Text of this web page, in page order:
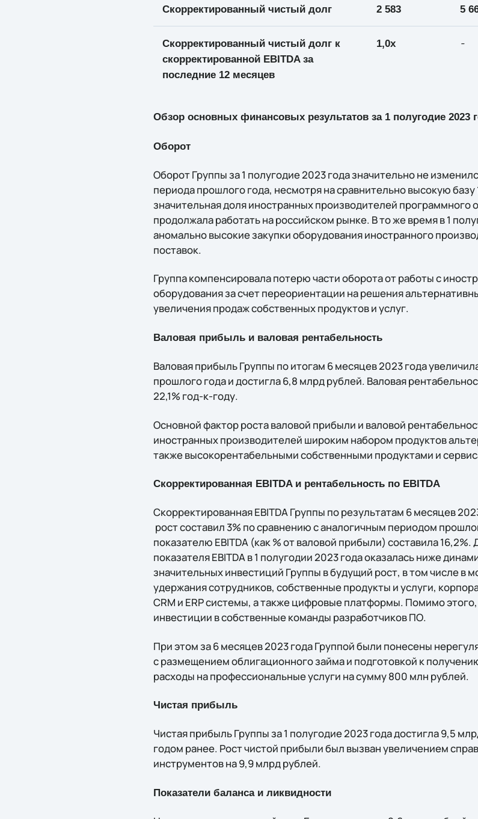
Скорректированный чистый долг 2 583 5
Скорректированный чистый долг к
скорректированной EBITDA за
последние 12 месяцев
1,0х -
Обзор основных финансовых результатов за 1 полугодие 2023
Оборот
Оборот Группы за 1 полугодие 2023 года значительно не
периода прошлого года, несмотря на сравнительно высокую базу
значительная доля иностранных производителей программного
продолжала работать на российском рынке. В то же время в 1
аномально высокие закупки оборудования иностранного
поставок.
Группа компенсировала потерю части оборота от работы с
оборудования за счет переориентации на решения
увеличения продаж собственных продуктов и услуг.
Валовая прибыль и валовая рентабельность
Валовая прибыль Группы по итогам 6 месяцев 2023 года
прошлого года и достигла 6,8 млрд рублей. Валовая
22,1% год-к-году.
Основной фактор роста валовой прибыли и валовой
иностранных производителей широким набором продуктов
также высокорентабельными собственными продуктами и
Скорректированная EBITDAи рентабельность по EBITDA
Скорректированная EBITDA Группы по результатам 6 месяцев
рост составил 3% по сравнению с аналогичным периодом
показателю EBITDA (как % от валовой прибыли) составила
показателя EBITDA в 1 полугодии 2023 года оказалась ниже
значительных инвестиций Группы в будущий рост, в том числе в
удержания сотрудников, собственные продукты и услуги,
CRM и ERP системы, а также цифровые платформы. Помимо
инвестиции в собственные команды разработчиков ПО.
При этом за 6 месяцев 2023 года Группой были понесены
с размещением облигационного займа и подготовкой к
расходы на профессиональные услуги на сумму 800 млн рублей.
Чистая прибыль
Чистая прибыль Группы за 1 полугодие 2023 года достигла 9,5
годом ранее. Рост чистой прибыли был вызван увеличением
инструментов на 9,9 млрд рублей.
Показатели баланса и ликвидности